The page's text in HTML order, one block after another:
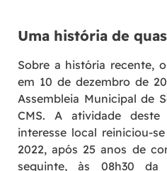
Uma história de
Sobre a história recente,
em 10 de dezembro de
Assembleia Municipal de
CMS. A atividade
interesse local reiniciou-
2022, após 25 anos de
seguinte, às 08h30